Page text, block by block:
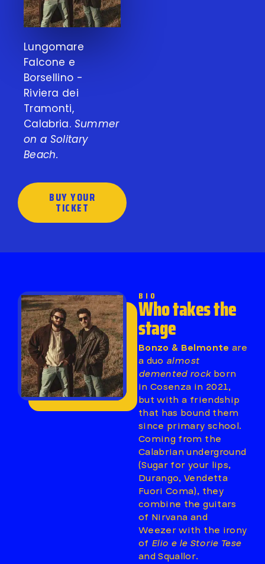
Lungomare
Falcone e
Borsellino -
Riviera dei
Tramonti,
Calabria. Summer
on a Solitary
Beach.
BUY YOUR
TICKET
BIO
Who takes the
stage
Bonzo & Belmonte are
a duo almost
demented rockborn
in Cosenza in 2021,
but with a friendship
that has bound them
since primary school.
Coming from the
Calabrian underground
(Sugar for your lips,
Durango, Vendetta
Fuori Coma), they
combine the guitars
of Nirvana and
Weezer with the irony
of Elio e le Storie Tese
and Squallor.